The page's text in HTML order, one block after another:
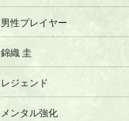
男性プレイヤー
錦織 圭
レジェンド
メンタル強化